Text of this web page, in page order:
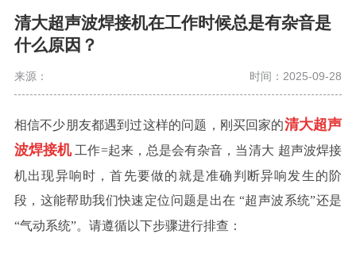
清大超声波焊接机在工作时候总是有杂音是
什么原因？
来源： 时间：2025-09-28
相信不少朋友都遇到过这样的问题，刚买回家的清大超声
波焊接机 工作=起来，总是会有杂音， 当清大 超声波焊接
机出现异响时，首先要做的就是准确判断异响发生的阶
段 ，这能帮助我们快速定位问题是出在 “超声波系统”还是
“气动系统”。请遵循以下步骤进行排查：